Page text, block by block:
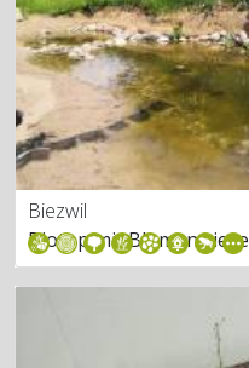
Biezwil
Biotop mit Blumenwiese